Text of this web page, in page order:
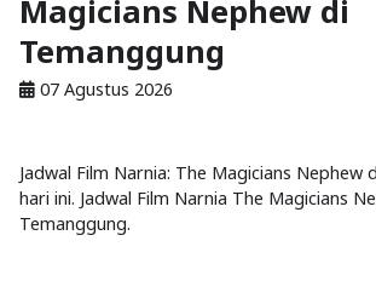
Magicians Nephew di
Temanggung
07 Agustus 2026
Jadwal Film Narnia: The Magicians Nephew
hari ini. Jadwal Film Narnia The Magicians
Temanggung.